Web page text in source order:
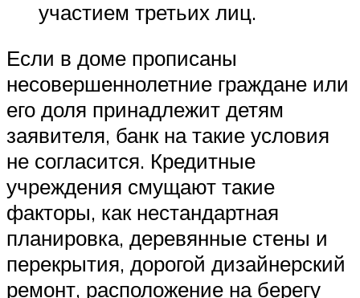
участием третьих лиц.
Если в доме прописаны
несовершеннолетние граждане или
его доля принадлежит детям
заявителя, банк на такие условия
не согласится. Кредитные
учреждения смущают такие
факторы, как нестандартная
планировка, деревянные стены и
перекрытия, дорогой дизайнерский
ремонт, расположение на берегу